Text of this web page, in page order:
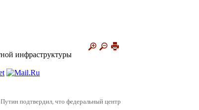
инфраструктуры
подтвердил, что федеральный центр